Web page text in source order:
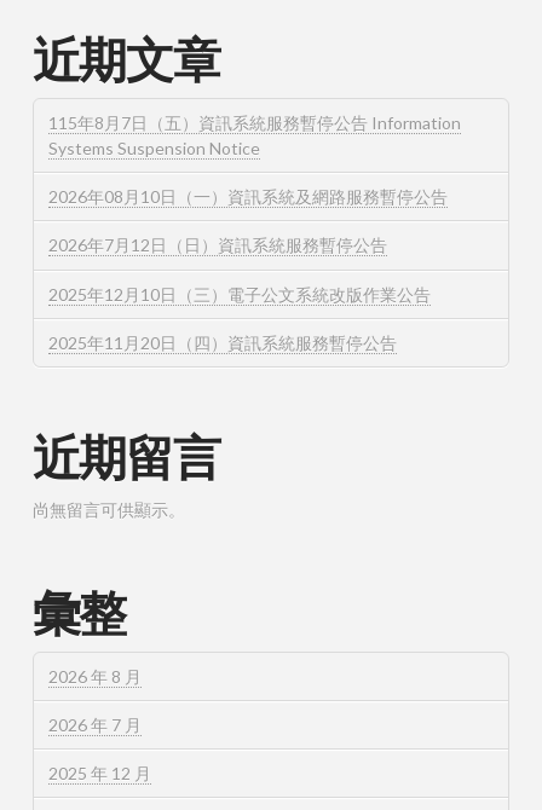
近期文章
115年8月7日（五）資訊系統服務暫停公告 Information
Systems Suspension Notice
2026年08月10日（一）資訊系統及網路服務暫停公告
2026年7月12日（日）資訊系統服務暫停公告
2025年12月10日（三）電子公文系統改版作業公告
2025年11月20日（四）資訊系統服務暫停公告
近期留言
尚無留言可供顯示。
彙整
2026 年 8 月
2026 年 7 月
2025 年 12 月